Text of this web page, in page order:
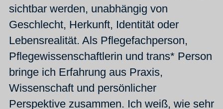
sichtbar werden, unabhängig von
Geschlecht, Herkunft, Identität oder
Lebensrealität. Als Pflegefachperson,
Pflegewissenschaftlerin und trans* Person
bringe ich Erfahrung aus Praxis,
Wissenschaft und persönlicher
Perspektive zusammen. Ich weiß, wie sehr